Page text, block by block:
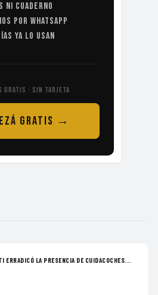
NI CUADERNO
POR WHATSAPP
YA LO USAN
GRATIS · SIN TARJETA
GRATIS →
ERRADICÓ LA PRESENCIA DE CUIDACOCHES...